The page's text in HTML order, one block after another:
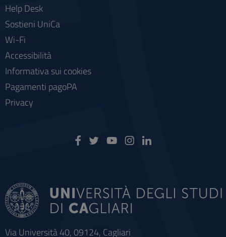
Via Università 40, 09124, Cagliari
Help Desk
Sostieni UniCa
Wi-Fi
Accessibilità
Informativa sui cookies
Pagamenti pagoPA
Privacy